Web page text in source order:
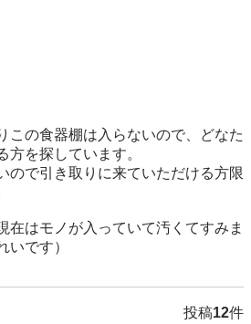
この食器棚は入らないので、どなた
方を探しています。
ので引き取りに来ていただける方限
在はモノが入っていて汚くてすみま
いです）
投稿12件